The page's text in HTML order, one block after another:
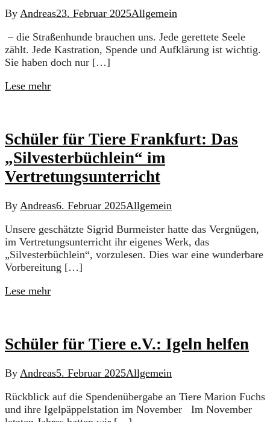
By Andreas23. Februar 2025Allgemein
– die Straßenhunde brauchen uns. Jede gerettete Seele
zählt. Jede Kastration, Spende und Aufklärung ist wichtig.
Sie haben doch nur […]
Lese mehr
Schüler für Tiere Frankfurt: Das
„Silvesterbüchlein“ im
Vertretungsunterricht
By Andreas6. Februar 2025Allgemein
Unsere geschätzte Sigrid Burmeister hatte das Vergnügen,
im Vertretungsunterricht ihr eigenes Werk, das
„Silvesterbüchlein“, vorzulesen. Dies war eine wunderbare
Vorbereitung […]
Lese mehr
Schüler für Tiere e.V.: Igeln helfen
By Andreas5. Februar 2025Allgemein
Rückblick auf die Spendenübergabe an Tiere Marion Fuchs
und ihre Igelpäppelstation im November Im November